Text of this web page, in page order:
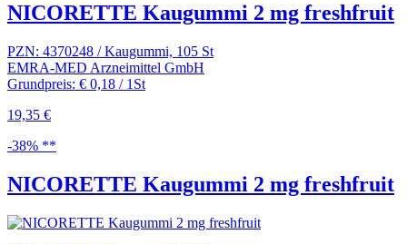
NICORETTE Kaugummi 2 mg freshfruit
PZN: 4370248 / Kaugummi, 105 St
EMRA-MED Arzneimittel GmbH
Grundpreis: € 0,18 / 1St
19,35 €
-38% **
NICORETTE Kaugummi 2 mg freshfruit